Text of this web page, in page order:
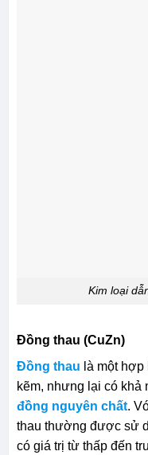
Kim loại
Đồng thau (CuZn)
Đồng thau là một
kẽm, nhưng lại có khả
đồng nguyên chất.
thau thường được sử
có giá trị từ thấp đến